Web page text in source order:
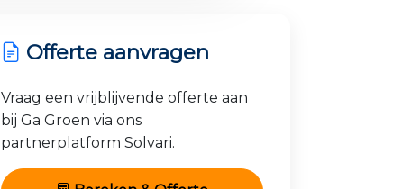
Offerte aanvragen
Vraag een vrijblijvende offerte aan
bij Ga Groen via ons
partnerplatform Solvari.